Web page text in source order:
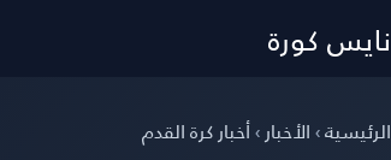
نايس كورة
الرئيسية›الأخبار›أخبار كرة القدم